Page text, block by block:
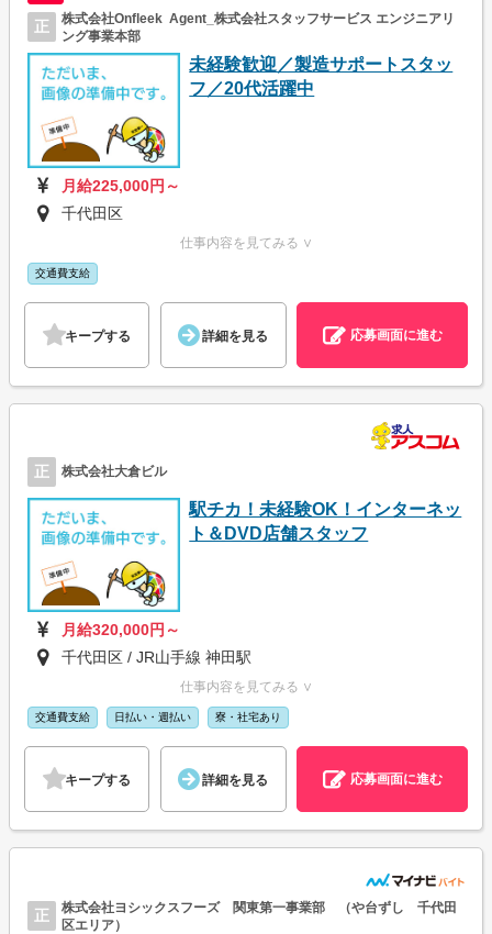
正
株式会社Onfleek Agent_株式会社スタッフサービス エンジニアリ
ング事業本部
未経験歓迎／製造サポートスタッ
フ／20代活躍中
月給225,000円～
千代田区
仕事内容を見てみる ∨
交通費支給
キープする 詳細を見る 応募画面に進む
正 株式会社大倉ビル
駅チカ！未経験OK！インターネッ
ト＆DVD店舗スタッフ
月給320,000円～
千代田区 / JR山手線 神田駅
仕事内容を見てみる ∨
交通費支給 日払い・週払い 寮・社宅あり
キープする 詳細を見る 応募画面に進む
正
株式会社ヨシックスフーズ 関東第一事業部 （や台ずし 千代田
区エリア）